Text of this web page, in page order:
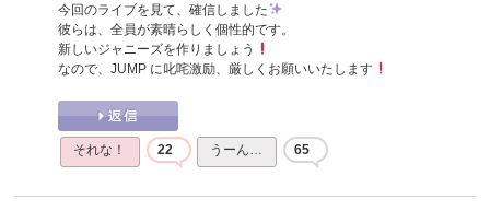
今回のライブを見て、確信しました
彼らは、全員が素晴らしく個性的です。
新しいジャニーズを作りましょう
なので、JUMP に叱咤激励、厳しくお願いいたします
それな！ 22 うーん… 65